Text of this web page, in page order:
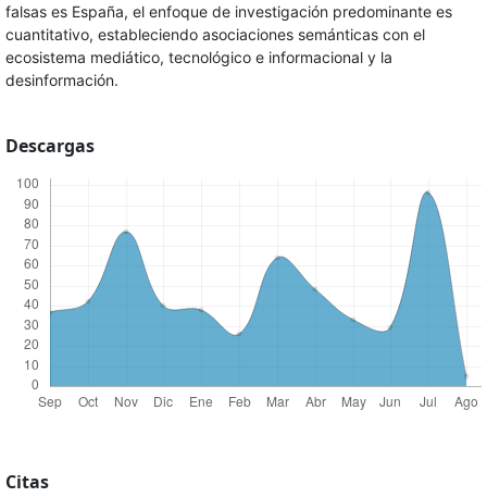
falsas es España, el enfoque de investigación predominante es
cuantitativo, estableciendo asociaciones semánticas con el
ecosistema mediático, tecnológico e informacional y la
desinformación.
Descargas
Citas